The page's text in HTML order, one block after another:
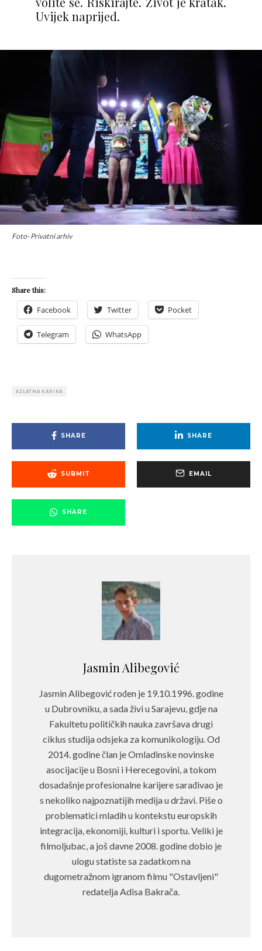
Uvijek naprijed.
Foto- Privatni arhiv
Share this:
Facebook Twitter Pocket
Telegram WhatsApp
ZLATNA KARIKA
SHARE SHARE
SUBMIT EMAIL
SHARE
Jasmin Alibegović
Jasmin Alibegović rođen je 19.10.1996. godine
u Dubrovniku, a sada živi u Sarajevu, gdje na
Fakultetu političkih nauka završava drugi
ciklus studija odsjeka za komunikologiju. Od
2014. godine član je Omladinske novinske
asocijacije u Bosni i Herecegovini, a tokom
dosadašnje profesionalne karijere sarađivao je
s nekoliko najpoznatijih medija u državi. Piše o
problematici mladih u kontekstu europskih
integracija, ekonomiji, kulturi i sportu. Veliki je
filmoljubac, a još davne 2008. godine dobio je
ulogu statiste sa zadatkom na
dugometražnom igranom filmu "Ostavljeni"
redatelja Adisa Bakrača.